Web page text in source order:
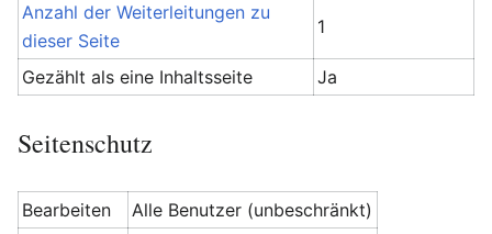
Anzahl der Weiterleitungen zu
dieser Seite
1
Gezählt als eine Inhaltsseite Ja
Seitenschutz
Bearbeiten
Alle Benutzer (unbeschränkt)